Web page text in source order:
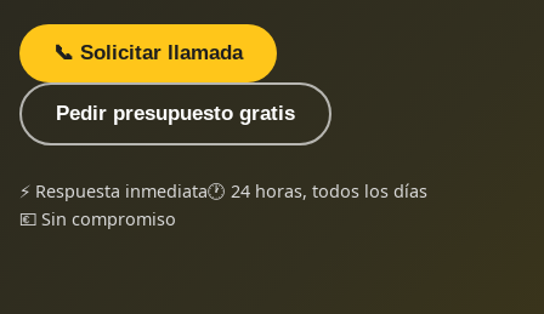
📞 Solicitar llamada
Pedir presupuesto gratis
⚡ Respuesta inmediata🕐 24 horas, todos los días
💶 Sin compromiso